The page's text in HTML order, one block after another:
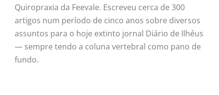
Quiropraxia da Feevale. Escreveu cerca de 300
artigos num período de cinco anos sobre diversos
assuntos para o hoje extinto jornal Diário de Ilhéus
— sempre tendo a coluna vertebral como pano de
fundo.